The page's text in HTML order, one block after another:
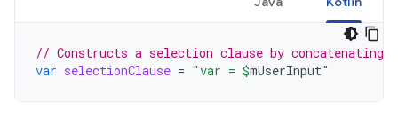
// Constructs a selection clause by concatenating
var selectionClause = "var = $mUserInput"